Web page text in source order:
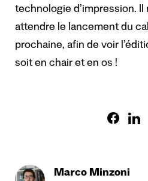
technologie d’impression. Il
attendre le lancement du
prochaine, afin de voir
soit en chair et en os !
Marco Minzoni